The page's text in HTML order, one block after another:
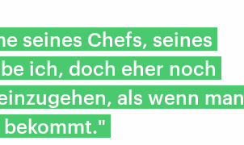
seines Chefs, seines
ich, doch eher noch
als wenn man